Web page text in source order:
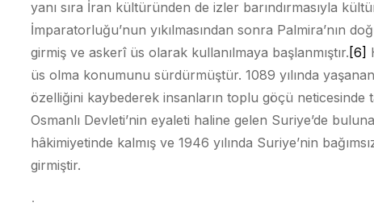
yanı sıra İran kültüründen de izler barındırmasıyla
İmparatorluğu’nun yıkılmasından sonra Palmira’nın
girmiş ve askerî üs olarak kullanılmaya başlanmıştır. [6]
üs olma konumunu sürdürmüştür. 1089 yılında
özelliğini kaybederek insanların toplu göçü neticesinde
Osmanlı Devleti’nin eyaleti haline gelen Suriye’de
hâkimiyetinde kalmış ve 1946 yılında Suriye’nin
girmiştir.